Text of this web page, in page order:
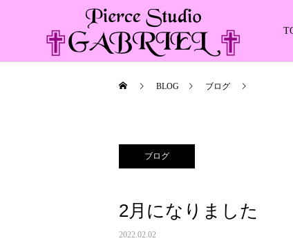
BLOG ブログ
ブログ
2月になりました
2022.02.02